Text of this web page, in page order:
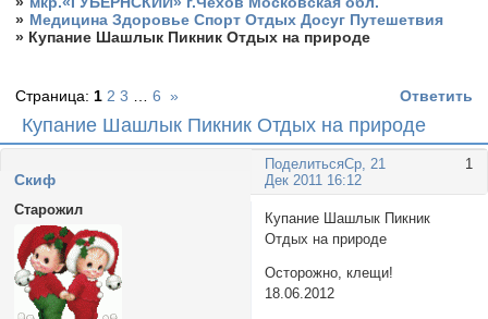
» Медицина Здоровье Спорт Отдых Досуг Путешетвия
» Купание Шашлык Пикник Отдых на природе
Купание Шашлык Пикник Отдых на природе
Страница: 1 2 3 6 » Ответить
Поделиться 1
Ср, 21
Дек 2011 16:12
Cкиф
Старожил
Купание Шашлык Пикник
Отдых на природе
Осторожно, клещи!
18.06.2012